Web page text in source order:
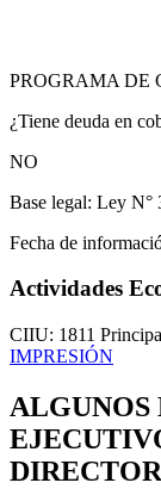
PROGRAMA DE
¿Tiene deuda en
NO
Base legal: Ley N°
Fecha de
Actividades
CIIU: 1811
IMPRESIÓN
ALGUNOS